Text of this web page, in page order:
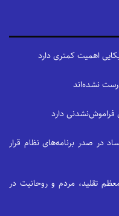
اهمیت کمتری دارد
نشده‌اند
فراموش‌نشدنی دارد
در صدر برنامه‌های نظام قرار
تقلید، مردم و روحانیت در